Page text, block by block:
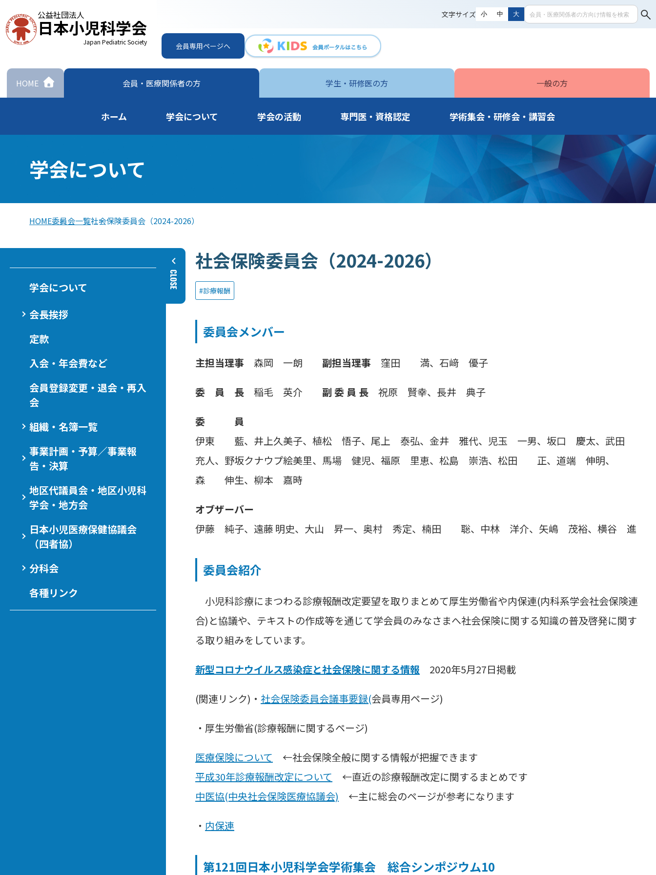
公益社団法人
日本小児科学会
Japan Pediatric Society
文字サイズ 小 中 大
会員専用ページへ
HOME 会員・ 医療関係者の方 学生・ 研修医の方 一般の方
ホーム 学会について 学会の活動 専門医・資格認定 学術集会・研修会・講習会
学会について
HOME委員会一覧社会保険委員会（2024-2026）
学会について
会長挨拶
定款
入会・年会費など
会員登録変更・退会・再入
会
組織・名簿一覧
事業計画・予算／事業報
告・決算
地区代議員会・地区小児科
学会・地方会
日本小児医療保健協議会
（四者協）
分科会
各種リンク
社会保険委員会（2024-2026）
診療報酬
委員会メンバー
主担当理事 森岡 一朗 副担当理事 窪田 満、石﨑 優子
委 員 長 稲毛 英介 副 委 員 長 祝原 賢幸、長井 典子
委 員
伊東 藍、井上久美子、植松 悟子、尾上 泰弘、金井 雅代、児玉 一男、坂口 慶太、武田
充人、野坂クナウプ絵美里、馬場 健児、福原 里恵、松島 崇浩、松田 正、道端 伸明、
森 伸生、柳本 嘉時
オブザーバー
伊藤 純子、遠藤 明史、大山 昇一、奥村 秀定、楠田 聡、中林 洋介、矢嶋 茂裕、横谷 進
委員会紹介
小児科診療にまつわる診療報酬改定要望を取りまとめて厚生労働省や内保連(内科系学会社会保険連
合)と協議や、テキストの作成等を通じて学会員のみなさまへ社会保険に関する知識の普及啓発に関す
る取り組みをしています。
新型コロナウイルス感染症と社会保険に関する情報 2020年5月27日掲載
(関連リンク)・ 社会保険委員会議事要録(会員専用ページ)
・厚生労働省(診療報酬に関するページ)
医療保険について ←社会保険全般に関する情報が把握できます
平成30年診療報酬改定について ←直近の診療報酬改定に関するまとめです
中医協(中央社会保険医療協議会) ←主に総会のページが参考になります
・ 内保連
第121回日本小児科学会学術集会 総合シンポジウム10